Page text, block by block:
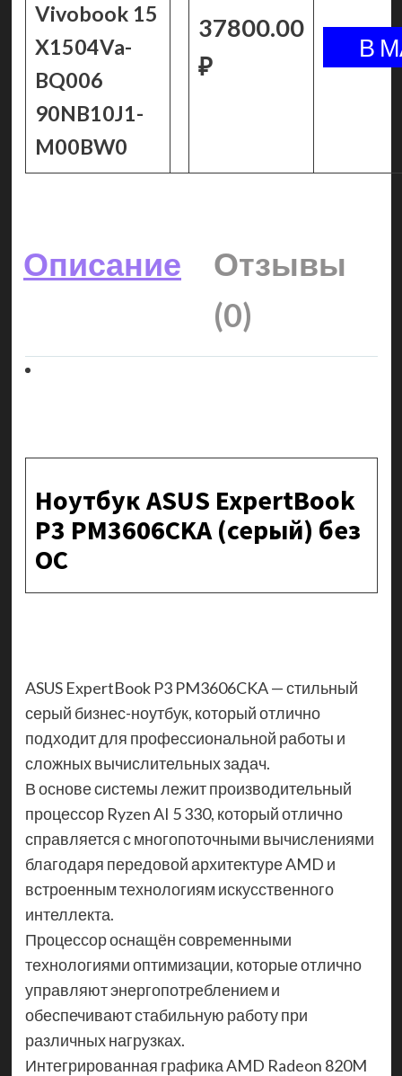
Vivobook 15
X1504Va-
BQ006
90NB10J1-
M00BW0
37800.00
₽
Описание
Отзывы
(0)
Ноутбук ASUS ExpertBook
P3 PM3606CKA (серый) без
ОС
ASUS ExpertBook P3 PM3606CKA — стильный
серый бизнес-ноутбук, который отлично
подходит для профессиональной работы и
сложных вычислительных задач.
В основе системы лежит производительный
процессор Ryzen AI 5 330, который отлично
справляется с многопоточными вычислениями
благодаря передовой архитектуре AMD и
встроенным технологиям искусственного
интеллекта.
Процессор оснащён современными
технологиями оптимизации, которые отлично
управляют энергопотреблением и
обеспечивают стабильную работу при
различных нагрузках.
Интегрированная графика AMD Radeon 820M